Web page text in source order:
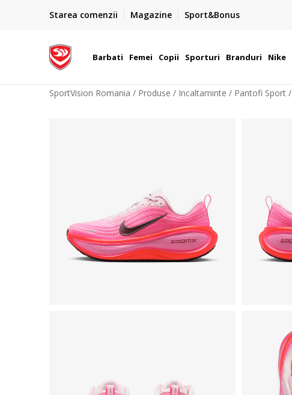
Starea comenzii Magazine Sport&Bonus
Plateste cu cardul in siguranta prin WSPay - Visa, MasterCard,
Barbati Femei Copii Sporturi Branduri Nike
SportVision Romania Produse Incaltaminte Pantofi Sport